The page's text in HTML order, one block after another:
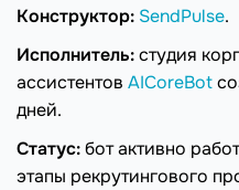
Конструктор: SendPulse.
Исполнитель:студия
ассистентов AICoreBot
дней.
Статус:бот активно
этапы рекрутингового